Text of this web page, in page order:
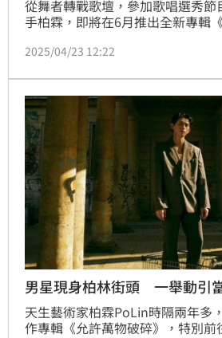
從舞者轉戰歌壇，參加歌唱選秀
手柏霖，即將在6月推出全新專輯
的追尋之旅，而近日在社群媒體分
2025/04/23 12:22
男星現身柏林街頭 一舉動引
天生藝術家柏霖PoLin時隔兩年多
作專輯《允許萬物破碎》，特別前